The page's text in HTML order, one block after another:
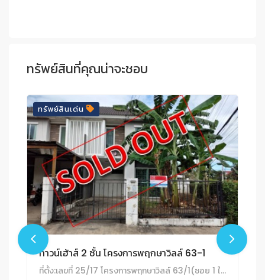
ทรัพย์สินที่คุณน่าจะชอบ
ทรัพย์สินเด่น
ทาวน์เฮ้าส์ 2 ชั้น โครงการพฤกษาวิลล์ 63-1
ที่ตั้ง:เลขที่ 25/17 โครงการพฤกษาวิลล์ 63/1(ซอย 1 ในโครงการ) ถนนบางกรวย – วัดค้างคาว